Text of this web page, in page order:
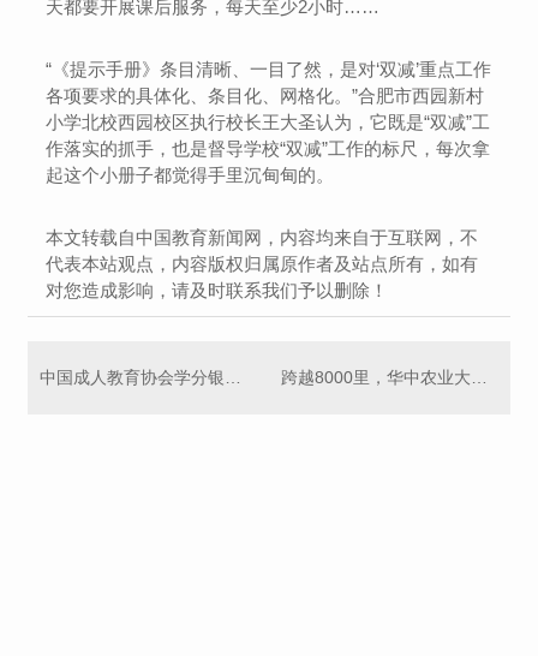
天都要开展课后服务，每天至少2小时……
“《提示手册》条目清晰、一目了然，是对‘双减’重点工作
各项要求的具体化、条目化、网格化。”合肥市西园新村
小学北校西园校区执行校长王大圣认为，它既是“双减”工
作落实的抓手，也是督导学校“双减”工作的标尺，每次拿
起这个小册子都觉得手里沉甸甸的。
本文转载自中国教育新闻网，内容均来自于互联网，不
代表本站观点，内容版权归属原作者及站点所有，如有
对您造成影响，请及时联系我们予以删除！